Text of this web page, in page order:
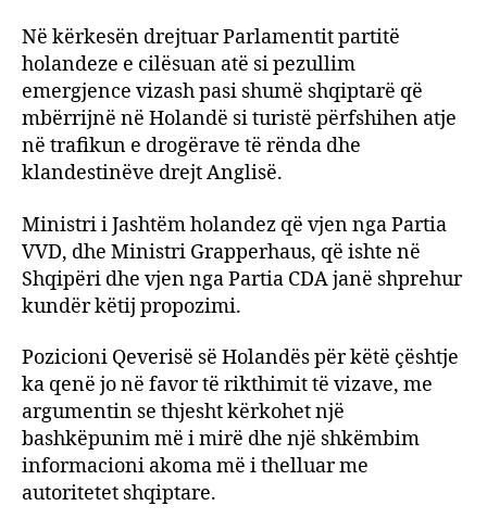
Në kërkesën drejtuar Parlamentit partitë
holandeze e cilësuan atë si pezullim
emergjence vizash pasi shumë shqiptarë që
mbërrijnë në Holandë si turistë përfshihen atje
në trafikun e drogërave të rënda dhe
klandestinëve drejt Anglisë.
Ministri i Jashtëm holandez që vjen nga Partia
VVD, dhe Ministri Grapperhaus, që ishte në
Shqipëri dhe vjen nga Partia CDA janë shprehur
kundër këtij propozimi.
Pozicioni Qeverisë së Holandës për këtë çështje
ka qenë jo në favor të rikthimit të vizave, me
argumentin se thjesht kërkohet një
bashkëpunim më i mirë dhe një shkëmbim
informacioni akoma më i thelluar me
autoritetet shqiptare.